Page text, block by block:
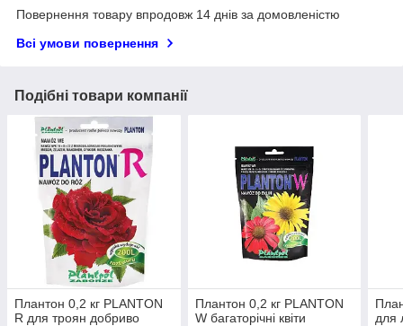
Повернення товару впродовж 14 днів за домовленістю
Всі умови повернення
Подібні товари компанії
Плантон 0,2 кг PLANTON
R для троян добриво
Плантон 0,2 кг PLANTON
W багаторічні квіти
для